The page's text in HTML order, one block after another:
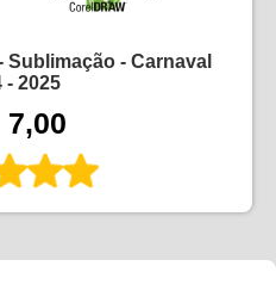
Sublimação - Carnaval
- 2025
7,00